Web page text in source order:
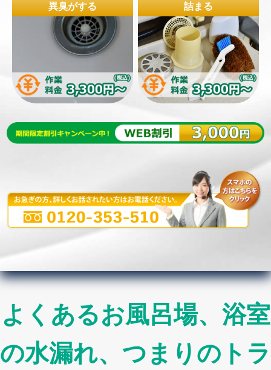
異臭がする
詰まる
よくあるお風呂場、浴室
の水漏れ、つまりのトラ